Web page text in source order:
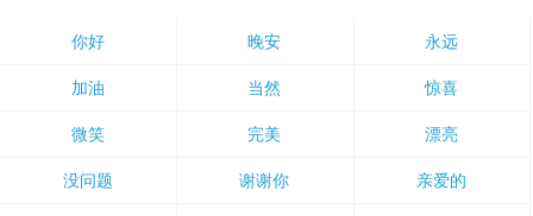
你好 晚安 永远
加油 当然 惊喜
微笑 完美 漂亮
没问题 谢谢你 亲爱的